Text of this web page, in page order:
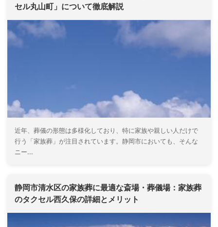
セル丸山町」について徹底解説
近年、葬儀の形態は多様化しており、特に家族や親しい人だけで
行う「家族葬」が注目されています。静岡市においても、そんな
ニー...
静岡市清水区の家族葬に最適な斎場・葬儀場：家族葬
のタクセル西久保の詳細とメリット